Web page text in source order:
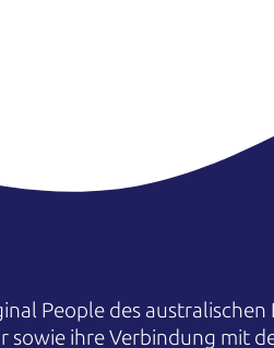
People des
ihre Verbindung mit